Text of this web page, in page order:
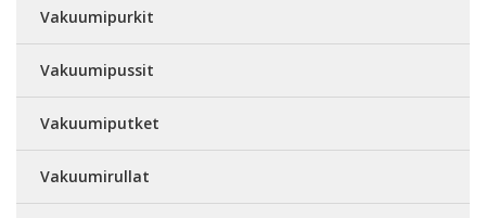
Vakuumipurkit
Vakuumipussit
Vakuumiputket
Vakuumirullat